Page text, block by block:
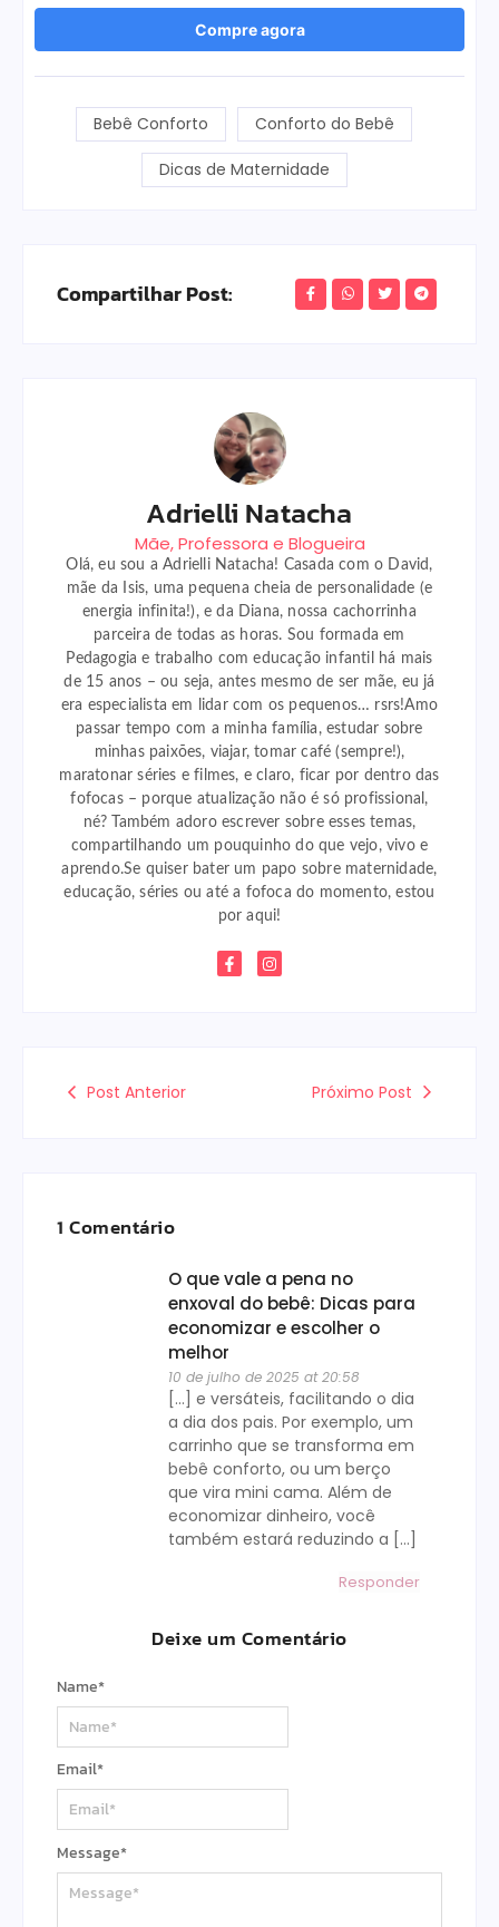
Compre agora
Bebê Conforto Conforto do Bebê
Dicas de Maternidade
Compartilhar Post:
Adrielli Natacha
Mãe, Professora e Blogueira
Olá, eu sou a Adrielli Natacha! Casada com o David,
mãe da Isis, uma pequena cheia de personalidade (e
energia infinita!), e da Diana, nossa cachorrinha
parceira de todas as horas. Sou formada em
Pedagogia e trabalho com educação infantil há mais
de 15 anos – ou seja, antes mesmo de ser mãe, eu já
era especialista em lidar com os pequenos… rsrs!Amo
passar tempo com a minha família, estudar sobre
minhas paixões, viajar, tomar café (sempre!),
maratonar séries e filmes, e claro, ficar por dentro das
fofocas – porque atualização não é só profissional,
né? Também adoro escrever sobre esses temas,
compartilhando um pouquinho do que vejo, vivo e
aprendo.Se quiser bater um papo sobre maternidade,
educação, séries ou até a fofoca do momento, estou
por aqui!
Post Anterior Próximo Post
1 Comentário
O que vale a pena no
enxoval do bebê: Dicas para
economizar e escolher o
melhor
10 de julho de 2025 at 20:58
[…] e versáteis, facilitando o dia
a dia dos pais. Por exemplo, um
carrinho que se transforma em
bebê conforto, ou um berço
que vira mini cama. Além de
economizar dinheiro, você
também estará reduzindo a […]
Responder
Deixe um Comentário
Message*
Name*
Email*